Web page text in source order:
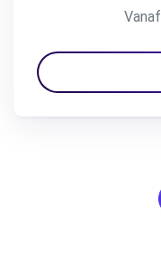
Vanaf